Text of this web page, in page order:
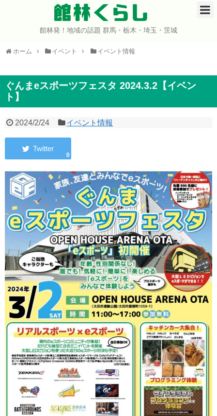
館林くらし
館林発！地域の話題 群馬・栃木・埼玉・茨城
ホーム イベント イベント情報
ぐんまeスポーツフェスタ 2024.3.2【イベン
ト】
2024/2/24 イベント情報
0
ホーム
イベント
グルメ
コミュニティ
宇宙よりも遠い場所